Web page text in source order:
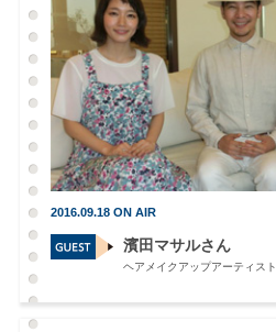
2016.09.18 ON AIR
濱田マサルさん
ヘアメイクアップアーティスト